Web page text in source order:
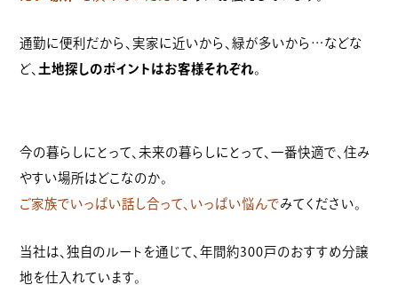
通勤に便利だから、実家に近いから、緑が多いから…などな
ど、 土地探しのポイントはお客様それぞれ。
今の暮らしにとって、未来の暮らしにとって、一番快適で、住み
やすい場所はどこなのか。
ご家族でいっぱい話し合って、いっぱい悩んでみてください。
当社は、独自のルートを通じて、年間約300戸のおすすめ分譲
地を仕入れています。